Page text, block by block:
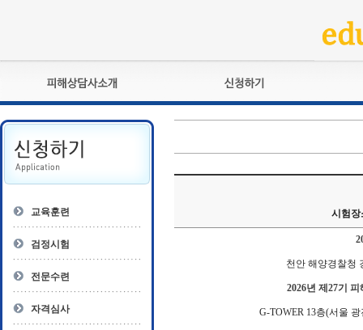
피해상담사란?
자격관리규정
상담사 자격증 확인
- 피해상담사 1급
- 전문수련감독자
- 전문수련기관
교육훈련
자격심사
교육훈련
검정시험
전문수련
자격심사
시험장
천안 해양경찰청
2026년 제27기
G-TOWER 13층(서울